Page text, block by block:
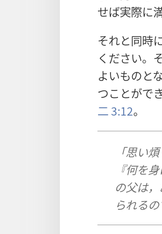
せば実際に
それと同時
ください。
よいものと
つことがで
二 3:12。
「思い
『何を
の父は
られるの